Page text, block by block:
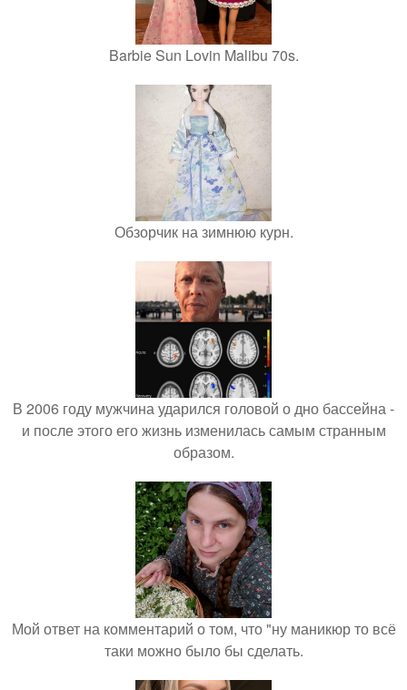
Barbie Sun Lovin Malibu 70s.
Обзорчик на зимнюю курн.
В 2006 году мужчина ударился головой о дно бассейна -
и после этого его жизнь изменилась самым странным
образом.
Мой ответ на комментарий о том, что "ну маникюр то всё
таки можно было бы сделать.